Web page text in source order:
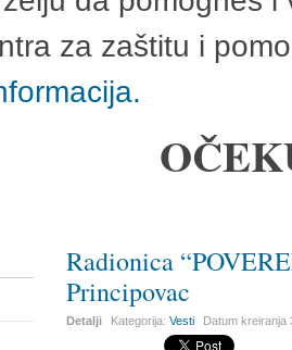
za zaštitu i
Radionica
Principovac
Detalji Kategorija:Vesti Datum kreiranja